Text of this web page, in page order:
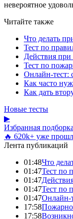
невероятное
Читайте также
Что делать
Тест по
Действия при
Тест по
Онлайн-тест:
Как часто
Как дать
Новые тесты
▶
Избранная
🔥 620k+ уже
Лента публикаций
01:48Что
01:47Тест по
01:47
01:47Тест по
01:47Онлайн-
17:58
17:58